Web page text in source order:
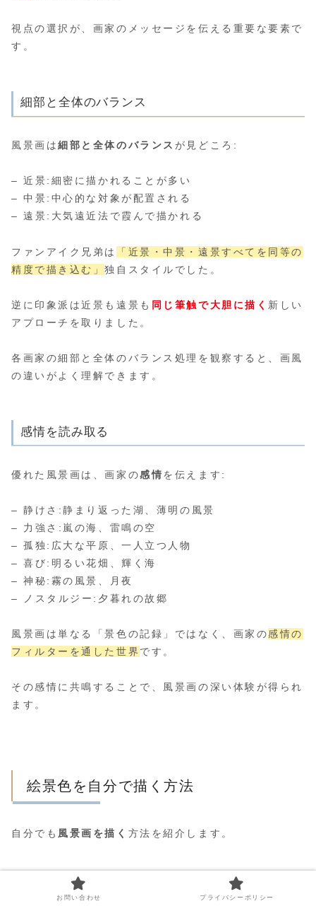
視点の選択が、画家のメッセージを伝える重要な要素で
す。
細部と全体のバランス
風景画は細部と全体のバランス が見どころ:
– 近景:細密に描かれることが多い
– 中景:中心的な対象が配置される
– 遠景:大気遠近法で霞んで描かれる
ファンアイク兄弟は
「近景・中景・遠景すべてを同等の
精度で描き込む」独自スタイルでした。
逆に印象派は近景も遠景も 同じ筆触で大胆に描く 新しい
アプローチを取りました。
各画家の細部と全体のバランス処理を観察すると、画風
の違いがよく理解できます。
感情を読み取る
優れた風景画は、画家の感情を伝えます:
– 静けさ:静まり返った湖、薄明の風景
– 力強さ:嵐の海、雷鳴の空
– 孤独:広大な平原、一人立つ人物
– 喜び:明るい花畑、輝く海
– 神秘:霧の風景、月夜
– ノスタルジー:夕暮れの故郷
風景画は単なる「景色の記録」ではなく、画家の感情の
フィルターを通した世界 です。
その感情に共鳴することで、風景画の深い体験が得られ
ます。
絵景色を自分で描く方法
自分でも 風景画を描く 方法を紹介します。
初心者のスタート
お問い合わせ プライバシーポリシー